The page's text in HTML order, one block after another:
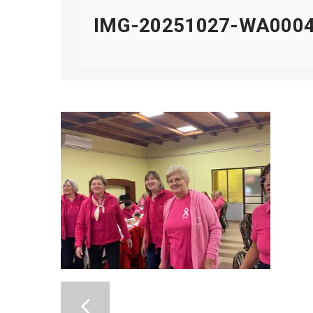
IMG-20251027-